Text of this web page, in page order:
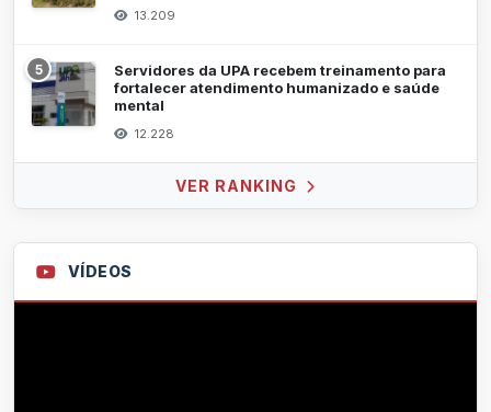
13.209
5
Servidores da UPA recebem treinamento para
fortalecer atendimento humanizado e saúde
mental
12.228
VER RANKING
VÍDEOS